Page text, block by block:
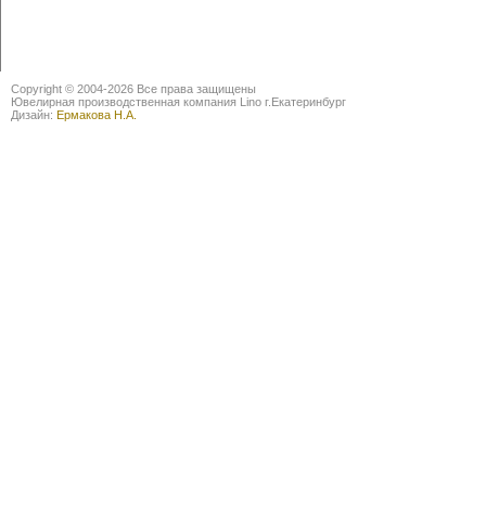
Copyright © 2004-2026 Все права защищены
Ювелирная производственная компания Lino г.Екатеринбург
Дизайн: Ермакова Н.А.